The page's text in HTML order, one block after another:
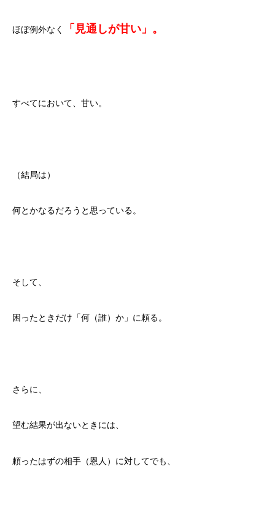
ほぼ例外なく 「見通しが甘い」。
すべてにおいて、甘い。
（結局は）
何とかなるだろうと思っている。
そして、
困ったときだけ「何（誰）か」に頼る。
さらに、
望む結果が出ないときには、
頼ったはずの相手（恩人）に対してでも、